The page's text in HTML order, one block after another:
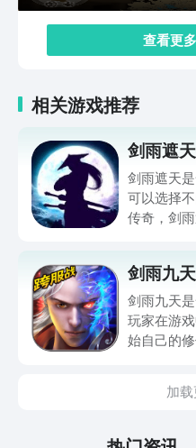
查看更多
相关游戏推荐
剑雨遮
剑雨遮天
可以选择
传奇，剑
的小伙伴
剑雨九
剑雨九天
玩家在游
始自己的
教程，希
加